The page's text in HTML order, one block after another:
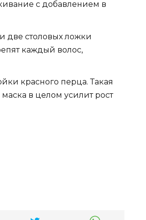
с добавлением в
две столовых ложки
каждый волос,
красного перца. Такая
в целом усилит рост